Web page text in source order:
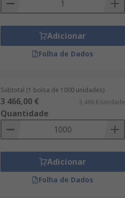
Adicionar
Folha de Dados
Subtotal (1 bolsa de 1000 unidades)
3 466,00 € 3,466 €/unidade
Quantidade
Adicionar
Folha de Dados